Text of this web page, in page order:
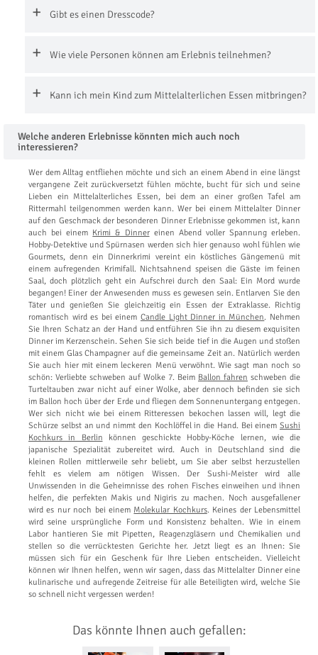
Gibt es einen Dresscode?
Wie viele Personen können am Erlebnis teilnehmen?
Kann ich mein Kind zum Mittelalterlichen Essen mitbringen?
Welche anderen Erlebnisse könnten mich auch noch
interessieren?
Wer dem Alltag entfliehen möchte und sich an einem Abend in eine längst
vergangene Zeit zurückversetzt fühlen möchte, bucht für sich und seine
Lieben ein Mittelalterliches Essen, bei dem an einer großen Tafel am
Rittermahl teilgenommen werden kann. Wer bei einem Mittelalter Dinner
auf den Geschmack der besonderen Dinner Erlebnisse gekommen ist, kann
auch bei einem Krimi & Dinnereinen Abend voller Spannung erleben.
Hobby-Detektive und Spürnasen werden sich hier genauso wohl fühlen wie
Gourmets, denn ein Dinnerkrimi vereint ein köstliches Gängemenü mit
einem aufregenden Krimifall. Nichtsahnend speisen die Gäste im feinen
Saal, doch plötzlich geht ein Aufschrei durch den Saal: Ein Mord wurde
begangen! Einer der Anwesenden muss es gewesen sein. Entlarven Sie den
Täter und genießen Sie gleichzeitig ein Essen der Extraklasse. Richtig
romantisch wird es bei einem Candle Light Dinner in München. Nehmen
Sie Ihren Schatz an der Hand und entführen Sie ihn zu diesem exquisiten
Dinner im Kerzenschein. Sehen Sie sich beide tief in die Augen und stoßen
mit einem Glas Champagner auf die gemeinsame Zeit an. Natürlich werden
Sie auch hier mit einem leckeren Menü verwöhnt. Wie sagt man noch so
schön: Verliebte schweben auf Wolke 7. Beim Ballon fahren schweben die
Turteltauben zwar nicht auf einer Wolke, aber dennoch befinden sie sich
im Ballon hoch über der Erde und fliegen dem Sonnenuntergang entgegen.
Wer sich nicht wie bei einem Ritteressen bekochen lassen will, legt die
Schürze selbst an und nimmt den Kochlöffel in die Hand. Bei einem Sushi
Kochkurs in Berlin können geschickte Hobby-Köche lernen, wie die
japanische Spezialität zubereitet wird. Auch in Deutschland sind die
kleinen Rollen mittlerweile sehr beliebt, um Sie aber selbst herzustellen
fehlt es vielem am nötigen Wissen. Der Sushi-Meister wird alle
Unwissenden in die Geheimnisse des rohen Fisches einweihen und ihnen
helfen, die perfekten Makis und Nigiris zu machen. Noch ausgefallener
wird es nur noch bei einem Molekular Kochkurs. Keines der Lebensmittel
wird seine ursprüngliche Form und Konsistenz behalten. Wie in einem
Labor hantieren Sie mit Pipetten, Reagenzgläsern und Chemikalien und
stellen so die verrücktesten Gerichte her. Jetzt liegt es an Ihnen: Sie
müssen sich für ein Geschenk für Ihre Lieben entscheiden. Vielleicht
können wir Ihnen helfen, wenn wir sagen, dass das Mittelalter Dinner eine
kulinarische und aufregende Zeitreise für alle Beteiligten wird, welche Sie
so schnell nicht vergessen werden!
Das könnte Ihnen auch gefallen: